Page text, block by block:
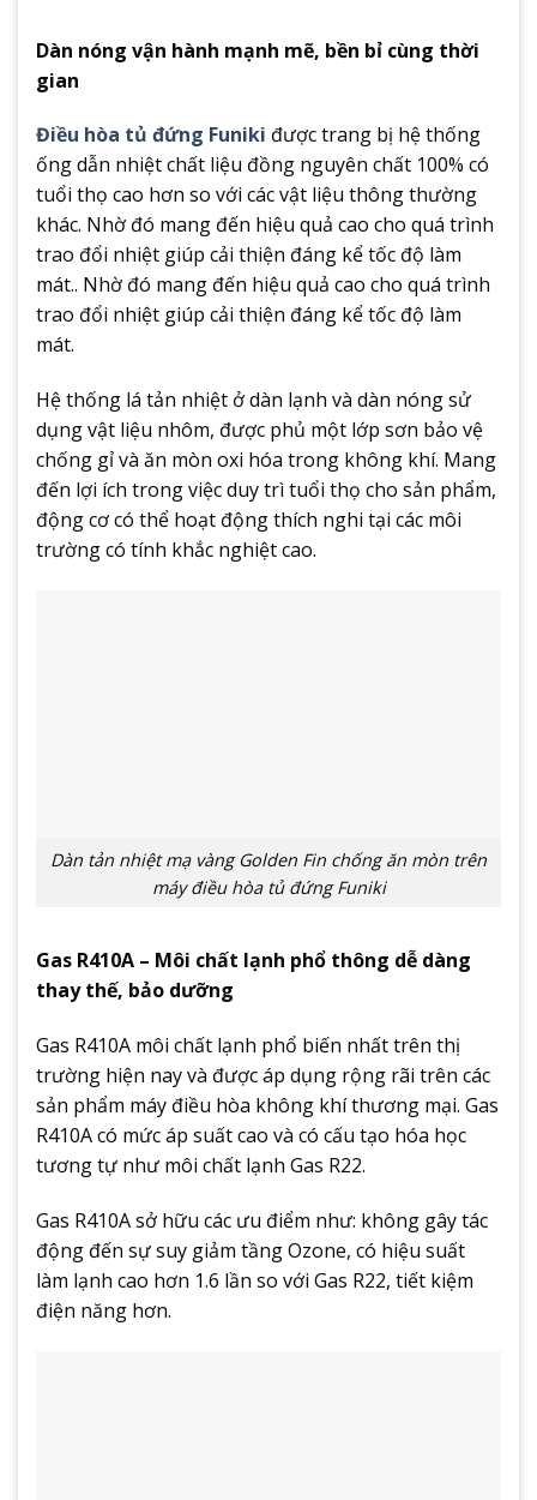
Dàn nóng vận hành mạnh mẽ, bền bỉ cùng thời
gian
Điều hòa tủ đứng Funiki được trang bị hệ thống
ống dẫn nhiệt chất liệu đồng nguyên chất 100% có
tuổi thọ cao hơn so với các vật liệu thông thường
khác. Nhờ đó mang đến hiệu quả cao cho quá trình
trao đổi nhiệt giúp cải thiện đáng kể tốc độ làm
mát.. Nhờ đó mang đến hiệu quả cao cho quá trình
trao đổi nhiệt giúp cải thiện đáng kể tốc độ làm
mát.
Hệ thống lá tản nhiệt ở dàn lạnh và dàn nóng sử
dụng vật liệu nhôm, được phủ một lớp sơn bảo vệ
chống gỉ và ăn mòn oxi hóa trong không khí. Mang
đến lợi ích trong việc duy trì tuổi thọ cho sản phẩm,
động cơ có thể hoạt động thích nghi tại các môi
trường có tính khắc nghiệt cao.
Dàn tản nhiệt mạ vàng Golden Fin chống ăn mòn trên
máy điều hòa tủ đứng Funiki
Gas R410A – Môi chất lạnh phổ thông dễ dàng
thay thế, bảo dưỡng
Gas R410A môi chất lạnh phổ biến nhất trên thị
trường hiện nay và được áp dụng rộng rãi trên các
sản phẩm máy điều hòa không khí thương mại. Gas
R410A có mức áp suất cao và có cấu tạo hóa học
tương tự như môi chất lạnh Gas R22.
Gas R410A sở hữu các ưu điểm như: không gây tác
động đến sự suy giảm tầng Ozone, có hiệu suất
làm lạnh cao hơn 1.6 lần so với Gas R22, tiết kiệm
điện năng hơn.